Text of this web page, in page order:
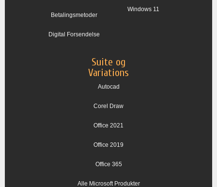
Betalingsmetoder
Digital Forsendelse
Windows 11
Suite og
Variations
Autocad
Corel Draw
Office 2021
Office 2019
Office 365
Alle Microsoft Produkter